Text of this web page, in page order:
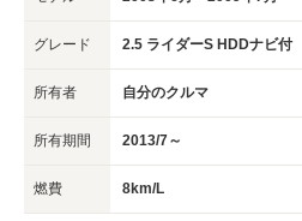
グレード 2.5 ライダーS HDDナビ付
所有者 自分のクルマ
所有期間 2013/7～
燃費 8km/L